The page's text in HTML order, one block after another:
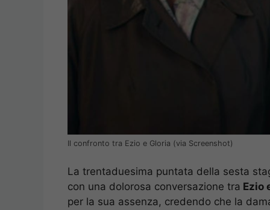
Il confronto tra Ezio e Gloria (via Screenshot)
La trentaduesima puntata della sesta
con una dolorosa conversazione tra Ezio
per la sua assenza, credendo che la